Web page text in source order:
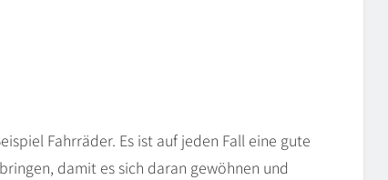
Fahrräder. Es ist auf jeden Fall eine gute
damit es sich daran gewöhnen und